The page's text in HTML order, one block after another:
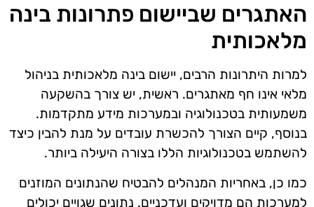
האתגרים שביישום פתרונות בינה
מלאכותית
למרות היתרונות הרבים, יישום בינה מלאכותית בניהול
מלאי אינו חף מאתגרים. ראשית, יש צורך בהשקעה
משמעותית בטכנולוגיה ובמערכות מידע מתקדמות.
בנוסף, קיים הצורך להכשרת עובדים על מנת להבין כיצד
להשתמש בטכנולוגיות הללו בצורה היעילה ביותר.
כמו כן, באחריות המנהלים להבטיח שהנתונים המוזנים
למערכות הם מדויקים ועדכניים. נתונים שגויים יכולים